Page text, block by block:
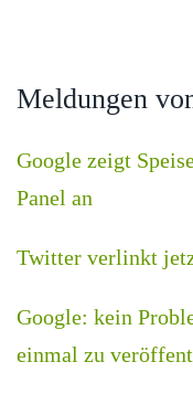
Meldungen
Google zeigt
Panel an
Twitter verlinkt
Google: kein
einmal zu